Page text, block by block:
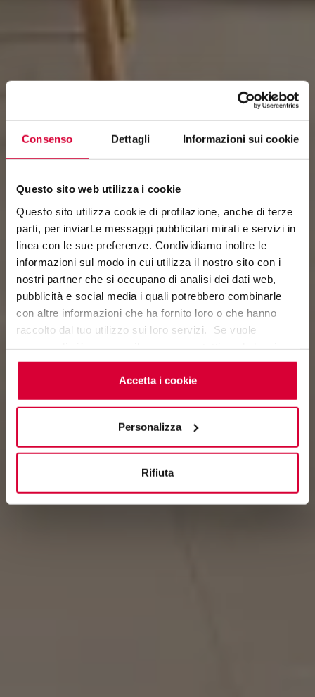
Consenso Dettagli Informazioni sui cookie
Questo sito web utilizza i cookie
Questo sito utilizza cookie di profilazione, anche di terze
parti, per inviarLe messaggi pubblicitari mirati e servizi in
linea con le sue preferenze. Condividiamo inoltre le
informazioni sul modo in cui utilizza il nostro sito con i
nostri partner che si occupano di analisi dei dati web,
pubblicità e social media i quali potrebbero combinarle
con altre informazioni che ha fornito loro o che hanno
raccolto dal tuo utilizzo sui loro servizi. Se vuole
cookieclicchi qui. Il consenso può essere espresso
cliccando sul tasto “Accetta i cookie”. Se non vuole i
cookie di profilazione può negare il consenso sul tasto
Accetta i cookie
Personalizza
Rifiuta
URBAN